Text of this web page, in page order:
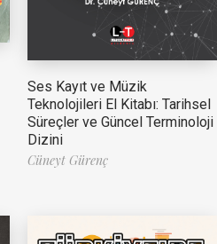
Ses Kayıt ve Müzik
Teknolojileri El Kitabı: Tarihsel
Süreçler ve Güncel Terminoloji
Dizini
Cüneyt Gürenç